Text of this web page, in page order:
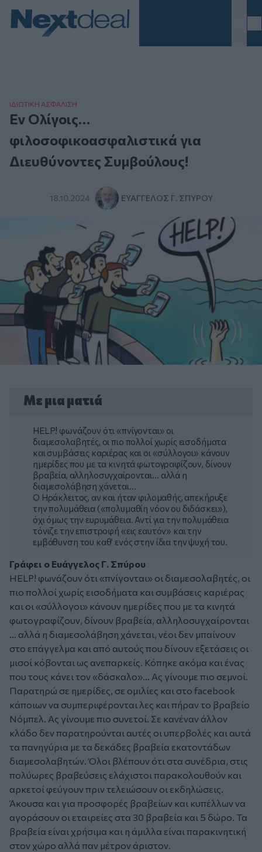
ΙΔΙΩΤΙΚΗ ΑΣΦAΛΙΣΗ
Εν Ολίγοις…
φιλοσοφικοασφαλιστικά για
Διευθύνοντες Συμβούλους!
18.10.2024 ΕΥΆΓΓΕΛΟΣ Γ. ΣΠΎΡΟΥ
Με μια ματιά
HELP! φωνάζουν ότι «πνίγονται» οι
διαμεσολαβητές, οι πιο πολλοί χωρίς εισοδήματα
και συμβάσεις καριέρας και οι «σύλλογοι» κάνουν
ημερίδες που με τα κινητά φωτογραφίζουν, δίνουν
βραβεία, αλληλοσυγχαίρονται… αλλά η
διαμεσολάβηση χάνεται...
Ο Ηράκλειτος, αν και ήταν φιλομαθής, απεκήρυξε
την πολυμάθεια («πολυμαθίη νόον ου διδάσκει»),
όχι όμως την ευρυμάθεια. Αντί για την πολυμάθεια
τόνιζε την επιστροφή «εις εαυτόν» και την
εμβάθυνση του καθ’ ενός στην ίδια την ψυχή του.
Γράφει ο Ευάγγελος Γ. Σπύρου
HELP! φωνάζουν ότι «πνίγονται» οι διαμεσολαβητές, οι
πιο πολλοί χωρίς εισοδήματα και συμβάσεις καριέρας
και οι «σύλλογοι» κάνουν ημερίδες που με τα κινητά
φωτογραφίζουν, δίνουν βραβεία, αλληλοσυγχαίρονται
… αλλά η διαμεσολάβηση χάνεται, νέοι δεν μπαίνουν
στο επάγγελμα και από αυτούς που δίνουν εξετάσεις οι
μισοί κόβονται ως ανεπαρκείς. Κόπηκε ακόμα και ένας
που τους κάνει τον «δάσκαλο»… Ας γίνουμε πιο σεμνοί.
Παρατηρώ σε ημερίδες, σε ομιλίες και στο facebook
κάποιων να συμπεριφέρονται λες και πήραν το βραβείο
Νόμπελ. Ας γίνουμε πιο συνετοί. Σε κανέναν άλλον
κλάδο δεν παρατηρούνται αυτές οι υπερβολές και αυτά
τα πανηγύρια με τα δεκάδες βραβεία εκατοντάδων
διαμεσολαβητών. Όλοι βλέπουν ότι στα συνέδρια, στις
πολύωρες βραβεύσεις ελάχιστοι παρακολουθούν και
αρκετοί φεύγουν πριν τελειώσουν οι εκδηλώσεις.
Άκουσα και για προσφορές βραβείων και κυπέλλων να
αγοράσουν οι εταιρείες στα 30 βραβεία και 5 δώρο. Τα
βραβεία είναι χρήσιμα και η άμιλλα είναι παρακινητική
στον χώρο αλλά παν μέτρον άριστον.